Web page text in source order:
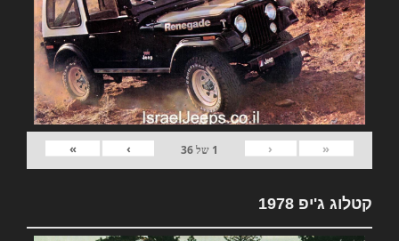
«
‹
1 של36
›
»
קטלוג ג'יפ 1978